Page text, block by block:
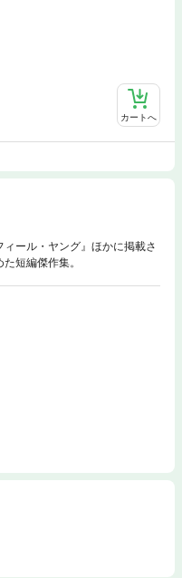
カートへ
ール・ヤング』ほかに掲載さ
短編傑作集。